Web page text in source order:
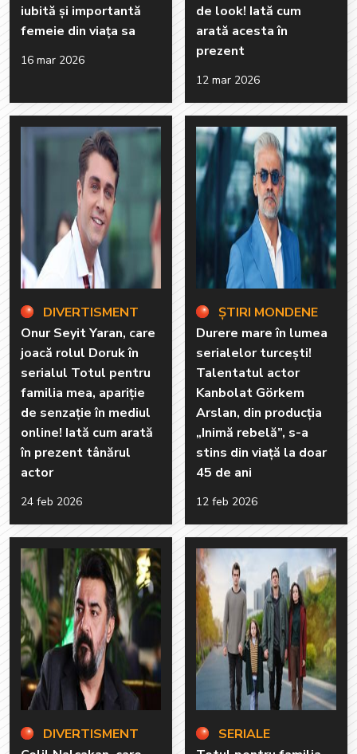
iubită și importantă
femeie din viața sa
16 mar 2026
de look! Iată cum
arată acesta în
prezent
12 mar 2026
DIVERTISMENT
Onur Seyit Yaran, care
joacă rolul Doruk în
serialul Totul pentru
familia mea, apariție
de senzație în mediul
online! Iată cum arată
în prezent tânărul
actor
24 feb 2026
ȘTIRI MONDENE
Durere mare în lumea
serialelor turcești!
Talentatul actor
Kanbolat Görkem
Arslan, din producția
„Inimă rebelă”, s-a
stins din viață la doar
45 de ani
12 feb 2026
DIVERTISMENT
SERIALE